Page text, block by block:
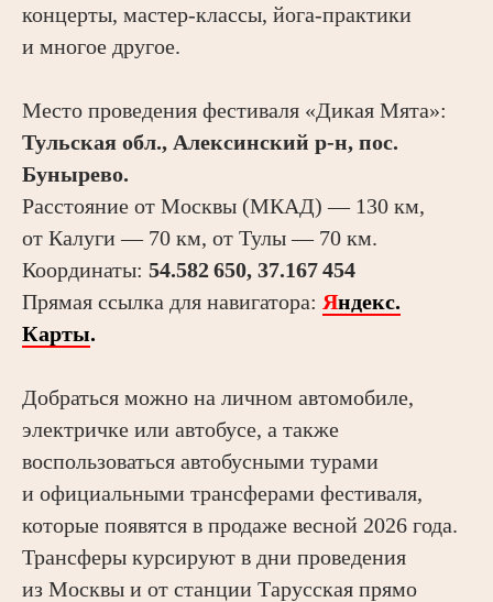
концерты, мастер-классы, йога-практики
и многое другое.
Место проведения фестиваля «Дикая Мята»:
Тульская обл., Алексинский р-н, пос.
Бунырево.
Расстояние от Москвы (МКАД) — 130 км,
от Калуги — 70 км, от Тулы — 70 км.
Координаты: 54.582 650, 37.167 454
Прямая ссылка для навигатора: Яндекс.
Карты.
Добраться можно на личном автомобиле,
электричке или автобусе, а также
воспользоваться автобусными турами
и официальными трансферами фестиваля,
которые появятся в продаже весной 2026 года.
Трансферы курсируют в дни проведения
из Москвы и от станции Тарусская прямо